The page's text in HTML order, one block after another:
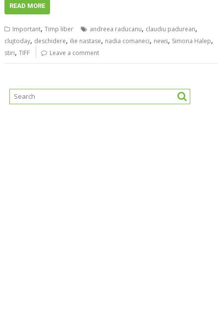
READ MORE
Important,Timp liber andreea raducanu, claudiu padurean,
clujtoday, deschidere, ilie nastase, nadia comaneci, news, Simona Halep,
stiri,TIFF Leave a comment